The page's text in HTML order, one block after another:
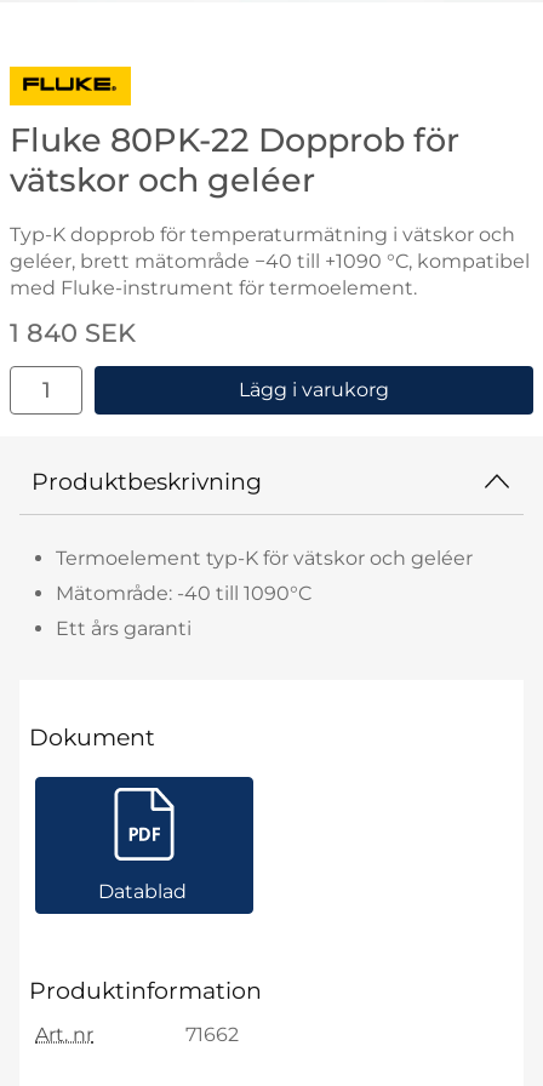
Gå till varumärkessidan för Fluke
Fluke 80PK-22 Dopprob för
vätskor och geléer
Typ-K dopprob för temperaturmätning i vätskor och
geléer, brett mätområde −40 till +1090 °C, kompatibel
med Fluke-instrument för termoelement.
Handla denna produkt Fluke 80PK-22 Dopprob för
pris
1 840 SEK
antal
Lägg i varukorg
Produktbeskrivning
Termoelement typ-K för vätskor och geléer
Mätområde: -40 till 1090°C
Ett års garanti
Dokument
Datablad
Produktinformation
Art. nr 71662